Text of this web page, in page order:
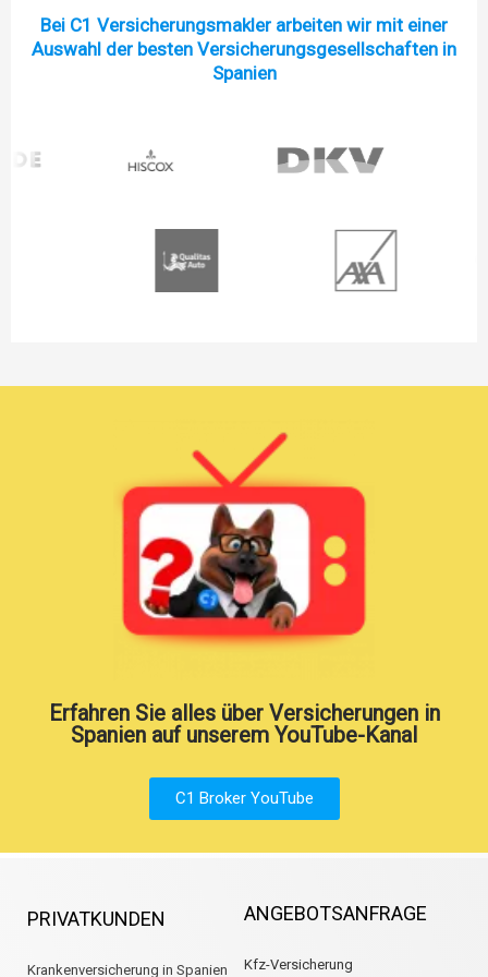
Bei C1 Versicherungsmakler arbeiten wir mit einer
Auswahl der besten Versicherungsgesellschaften in
Spanien
Erfahren Sie alles über Versicherungen in
Spanien auf unserem YouTube-Kanal
C1 Broker YouTube
PRIVATKUNDEN
Krankenversicherung in Spanien
ANGEBOTSANFRAGE
Kfz-Versicherung